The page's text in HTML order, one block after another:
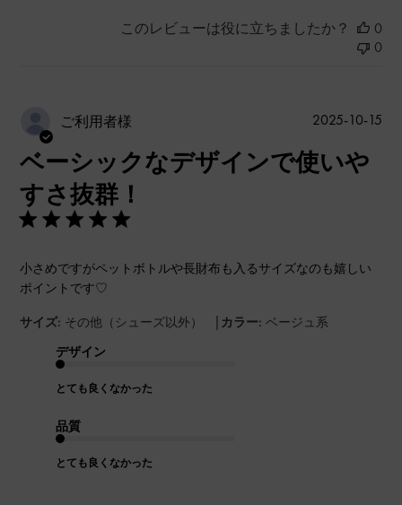
このレビューは役に立ちましたか？
0
0
ご利用者様
ベーシックなデザインで使いや
すさ抜群！
小さめですがペットボトルや長財布も入るサイズなのも嬉しい
ポイントです♡
サイズ: その他（シューズ以外） | カラー: ベージュ系
デザイン
とても良くなかった
品質
とても良くなかった
公
2025-10-15